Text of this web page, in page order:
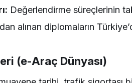
Değerlendirme süreçlerinin
alınan diplomaların
(e-Araç Dünyası)